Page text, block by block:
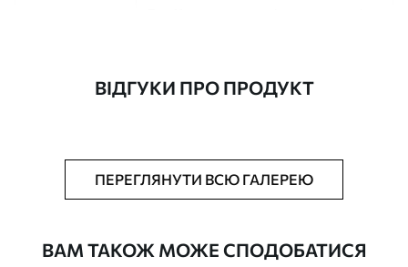
Додатково Можна додати лакове покриття.
ВІДГУКИ ПРО ПРОДУКТ
ПЕРЕГЛЯНУТИ ВСЮ ГАЛЕРЕЮ
ВАМ ТАКОЖ МОЖЕ СПОДОБАТИСЯ